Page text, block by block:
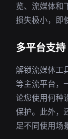
览、流媒体和
损失极小，即
多平台支持
解锁流媒体工
等主流平台，
论您使用何种
保护。此外，
足不同使用场